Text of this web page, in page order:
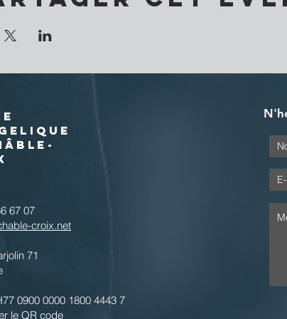
67 07
croix.net
71
0900 0000 1800 4443 7
le QR code